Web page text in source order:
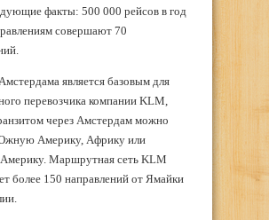
факты: 500 000 рейсов в год
совершают 70
является базовым для
перевозчика компании KLM,
через Амстердам можно
Америку, Африку или
Маршрутная сеть KLM
более 150 направлений от Ямайки